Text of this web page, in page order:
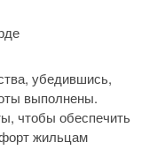
убедившись,
выполнены.
чтобы обеспечить
жильцам